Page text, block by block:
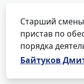
Старший
пристав по
порядка
Байтуков